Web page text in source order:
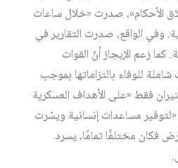
الأحكام»، صدرت «خلال ساعات
وفي الواقع، صدرت التقارير في
كما زعم الإيجاز أنّ القوات
للوفاء بالتزاماتها بموجب
فقط «على الأهداف العسكرية
مساعدات إنسانية ويسّرت
فكان مختلفًا تمامًا، يسرد